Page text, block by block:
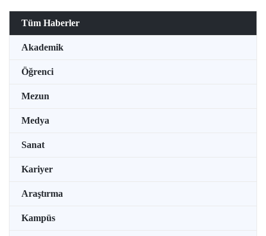
Tüm Haberler
Akademik
Öğrenci
Mezun
Medya
Sanat
Kariyer
Araştırma
Kampüs